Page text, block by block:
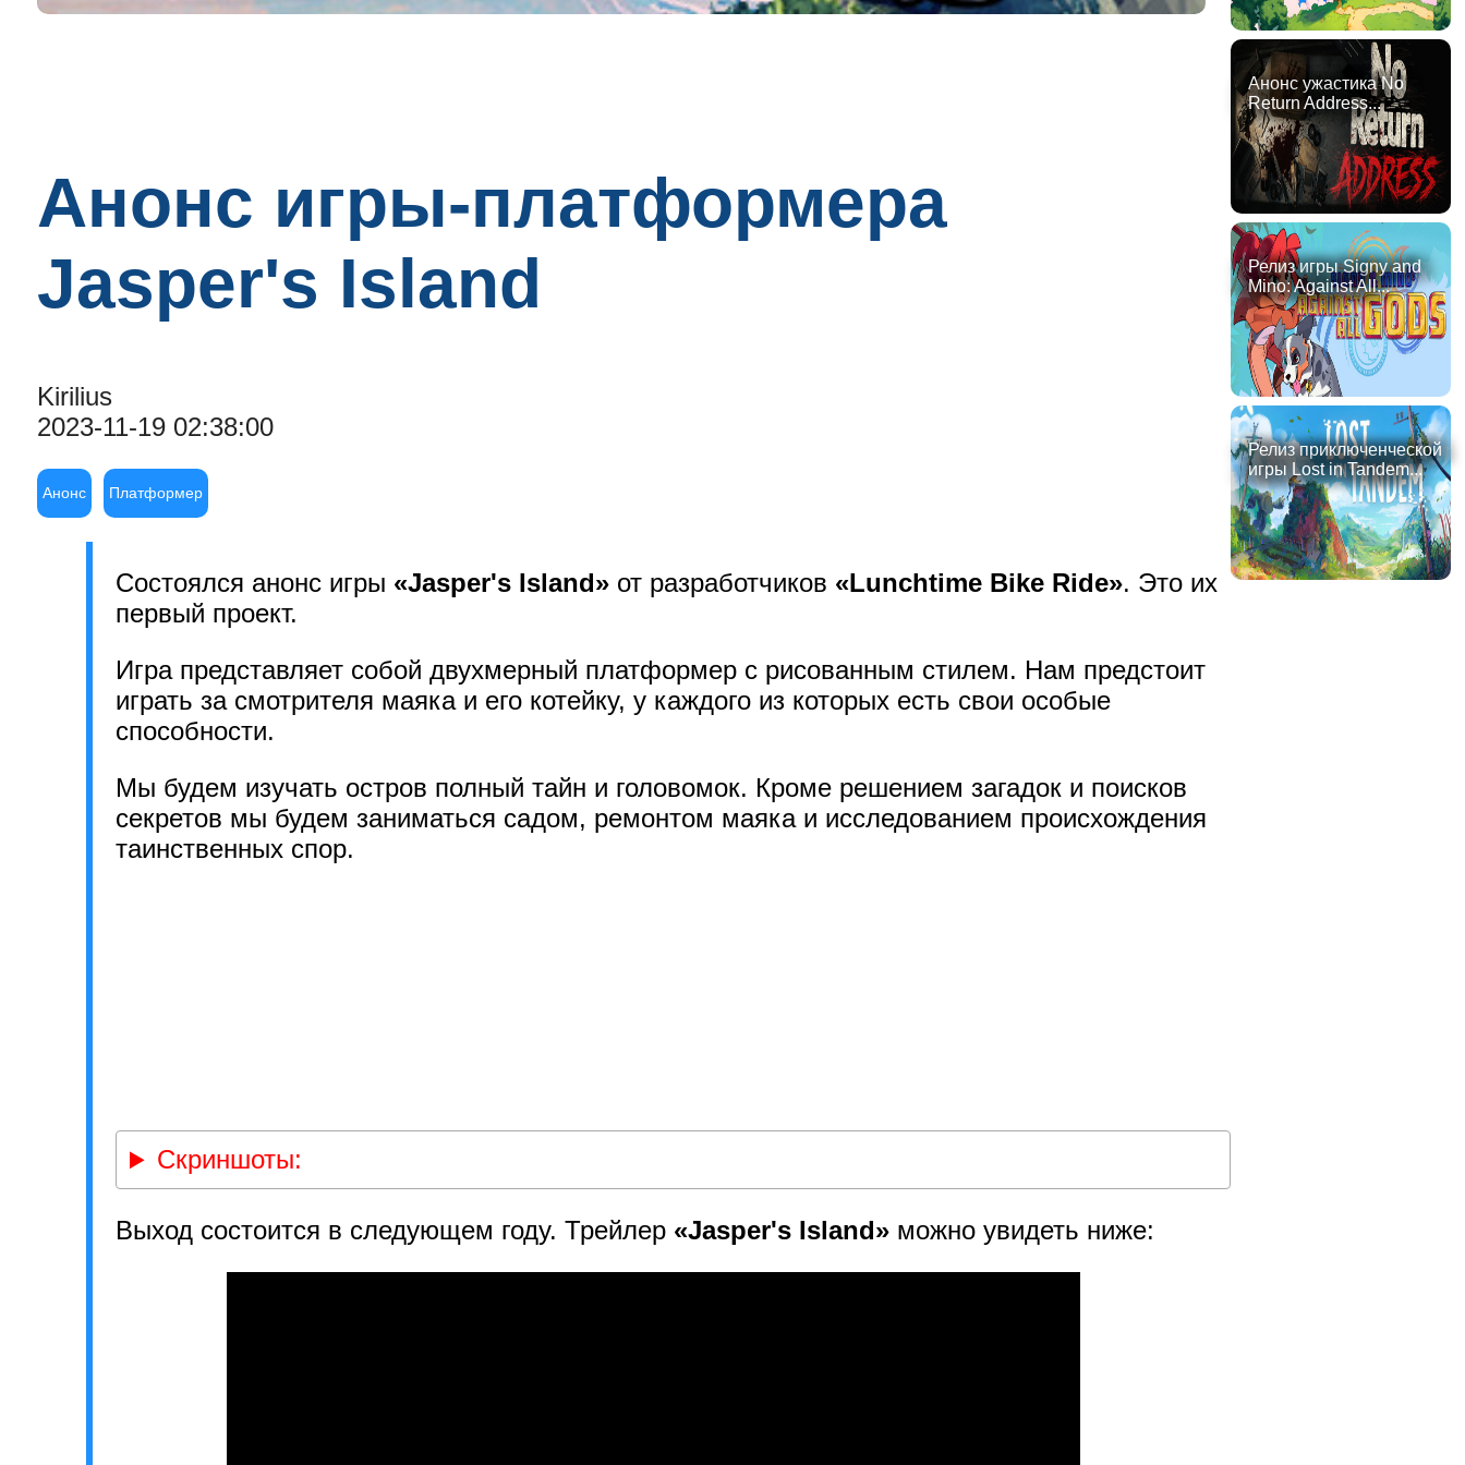
Анонс игры-платформера
Jasper's Island
Kirilius
2023-11-19 02:38:00
Анонс Платформер
Состоялся анонс игры «Jasper's Island» от разработчиков «Lunchtime Bike Ride». Это их
первый проект.
Игра представляет собой двухмерный платформер с рисованным стилем. Нам предстоит
играть за смотрителя маяка и его котейку, у каждого из которых есть свои особые
способности.
Мы будем изучать остров полный тайн и головомок. Кроме решением загадок и поисков
секретов мы будем заниматься садом, ремонтом маяка и исследованием происхождения
таинственных спор.
Скриншоты:
Выход состоится в следующем году. Трейлер «Jasper's Island» можно увидеть ниже:
Анонс ужастика No
Return Address...
Релиз игры Signy and
Mino: Against All...
Релиз приключенческой
игры Lost in Tandem...